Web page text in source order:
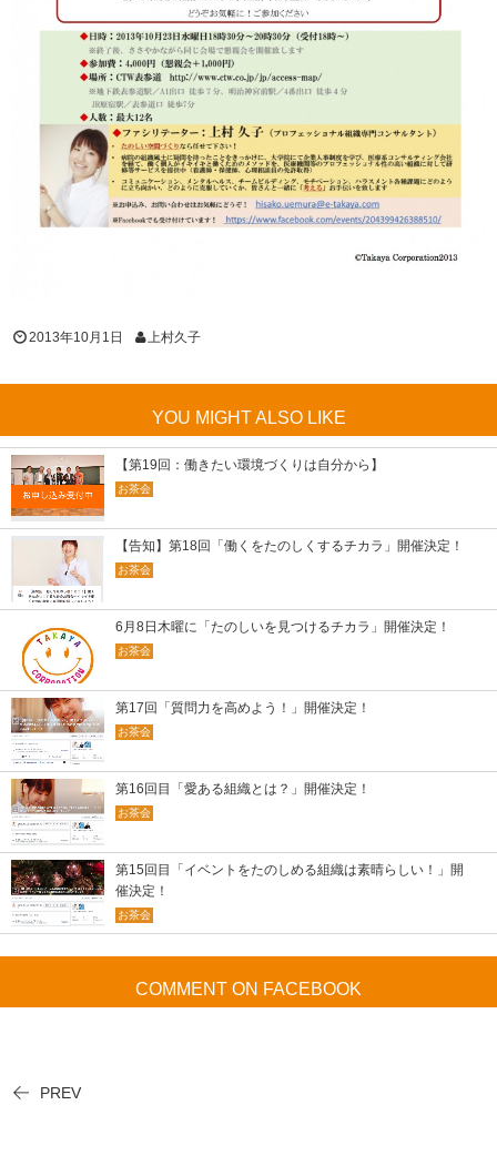
2013年10月1日 上村久子
YOU MIGHT ALSO LIKE
【第19回：働きたい環境づくりは自分から】
お茶会
【告知】第18回「働くをたのしくするチカラ」開催決定！
お茶会
6月8日木曜に「たのしいを見つけるチカラ」開催決定！
お茶会
第17回「質問力を高めよう！」開催決定！
お茶会
第16回目「愛ある組織とは？」開催決定！
お茶会
第15回目「イベントをたのしめる組織は素晴らしい！」開
催決定！
お茶会
COMMENT ON FACEBOOK
PREV